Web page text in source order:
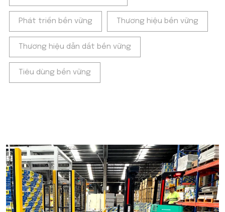
Phát triển bền vững Thương hiệu bền vững
Thương hiệu dẫn dắt bền vững
Tiêu dùng bền vững